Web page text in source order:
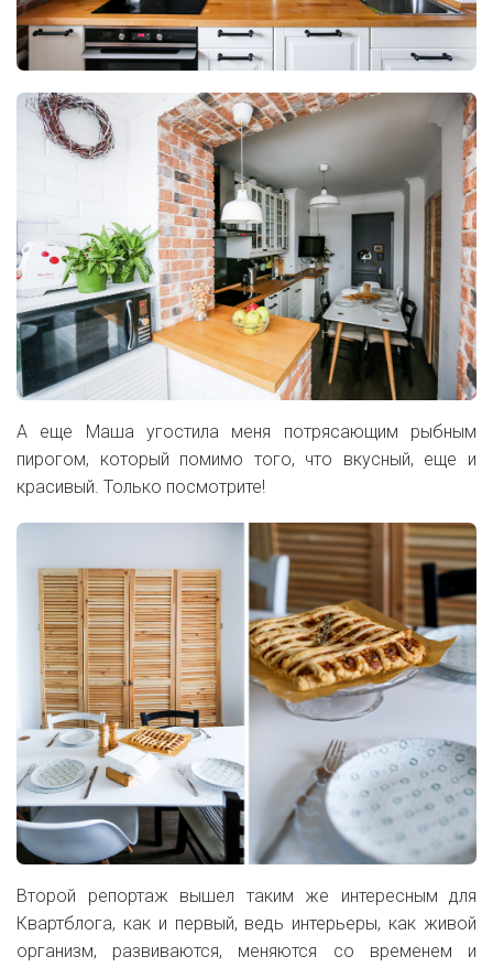
А еще Маша угостила меня потрясающим рыбным
пирогом, который помимо того, что вкусный, еще и
красивый. Только посмотрите!
Второй репортаж вышел таким же интересным для
Квартблога, как и первый, ведь интерьеры, как живой
организм, развиваются, меняются со временем и